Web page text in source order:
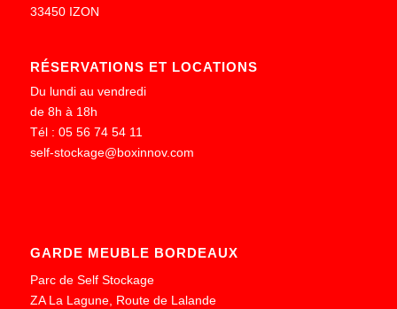
33450 IZON
RÉSERVATIONS ET LOCATIONS
Du lundi au vendredi
de 8h à 18h
Tél : 05 56 74 54 11
self-stockage@boxinnov.com
GARDE MEUBLE BORDEAUX
Parc de Self Stockage
ZA La Lagune, Route de Lalande